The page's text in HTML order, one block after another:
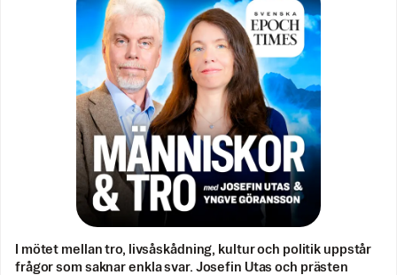
I mötet mellan tro, livsåskådning, kultur och politik uppstår
frågor som saknar enkla svar. Josefin Utas och prästen